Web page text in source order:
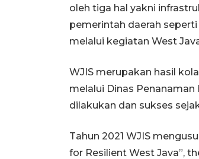
oleh tiga hal yakni
pemerintah daerah
melalui kegiatan West
WJIS merupakan hasil
melalui Dinas Penanaman
dilakukan dan sukses
Tahun 2021 WJIS
for Resilient West Java”,